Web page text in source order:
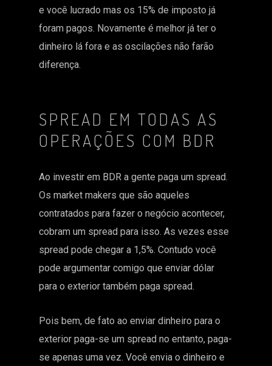
e você lucrado mas os 15% de imposto já
foram pagos. Novamente é melhor já ter o
dinheiro lá fora e as oscilações não farão
diferença.
SPREAD EM TODAS AS
OPERAÇÕES COM BDR
Ao investir em BDR a gente paga um spread.
Os market makers que são aqueles
contratados para fazer o negócio acontecer,
cobram um spread para isso. As vezes esse
spread pode chegar a 1,5%. Contudo você
pode argumentar comigo que enviar dólar
para o exterior também paga spread.
Pois bem, de fato ao enviar dinheiro para o
exterior paga-se um spread no entanto, paga-
se apenas uma vez. Você envia o dinheiro e